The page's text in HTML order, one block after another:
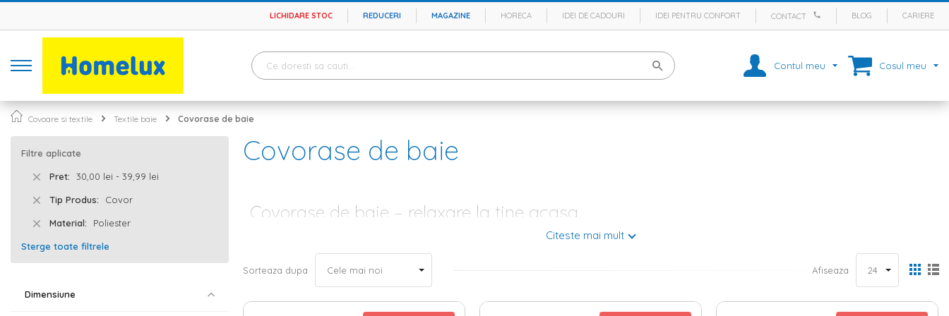
LICHIDARE STOC REDUCERI MAGAZINE HORECA IDEI DE CADOURI IDEI PENTRU CONFORT CONTACT BLOG CARIERE
Contul meu Cosul meu
Covoare si textile Textile baie Covorase de baie
Covorase de baie
Covorase de baie – relaxare la tine acasa
Fiecare incapere din casa ta este una speciala si are o semnificatie aparte. Acest lucru este valabil si cand vine vorba despre baie – locul in care te
relaxezi dupa o zi incarcata cu mult prea multe taskuri si termene limita. Daca in urma cu cativa ani, baia nu era considerata neaparat o incapere
esentiala, ci mai mult una practica, ritmul agitat si stresul cotidian ne-a facut acum sa fim mult mai atenti atunci cand amenajam si decoram baia. In plus,
designerii de interior recomanda sa trasformam acest spatiu in propriul SPA, iar daca ar fi sa vorbim despre elementele esentiale din aceasta incapere,
nu trebuie sa ne gandim doar la mobilier, obiecte sanitare si
. Un covor de baie si un prosop alese cu grija vor
indeplini doua criterii esentiale: estetica si functionalitate.
Citeste mai mult
Sorteaza dupa Afiseaza
Filtre aplicate
Pret 30,00 lei - 39,99 lei
Tip Produs Covor
Material Poliester
Sterge toate filtrele
Dimensiune